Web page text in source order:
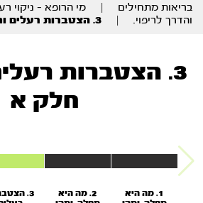
בריאות מתחילים
מי הרופא – ניקוי
והדרך לריפוי.
3. הצטברות רעלים וניקויים חלק א
3. הצטברות
חלק א
1. מה היא
2. מה היא
3.